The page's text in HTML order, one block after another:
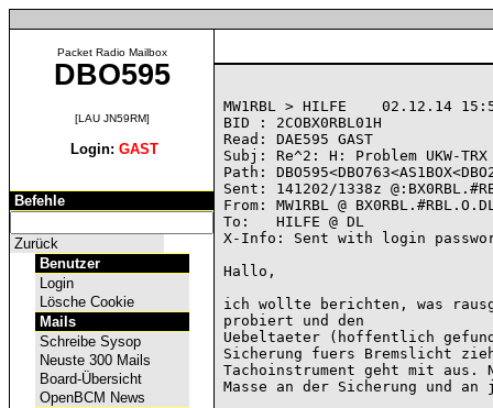
Packet Radio Mailbox
DBO595
[LAU JN59RM]
Login: GAST
Befehle
Zurück
Benutzer
Login
Lösche Cookie
Mails
Schreibe Sysop
Neuste 300 Mails
Board-Übersicht
OpenBCM News
MW1RBL > HILFE    02.12.14
BID : 2COBX0RBL01H
Read: DAE595 GAST
Subj: Re^2: H: Problem UKW-TRX
Path:
Sent: 141202/1338z
From: MW1RBL @
To:   HILFE @ DL
X-Info: Sent with login
Hallo,
ich wollte berichten, was
probiert und den
Uebeltaeter (hoffentlich
Sicherung fuers Bremslicht
Tachoinstrument geht mit aus.
Masse an der Sicherung und an